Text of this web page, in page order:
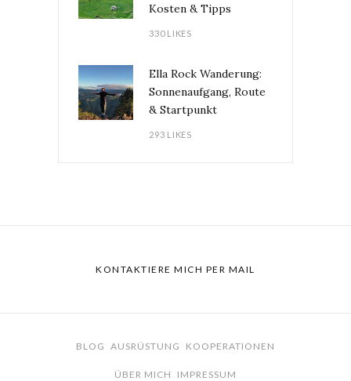
Kosten & Tipps
330 LIKES
Ella Rock Wanderung:
Sonnenaufgang, Route
& Startpunkt
293 LIKES
KONTAKTIERE MICH PER MAIL
BLOG AUSRÜSTUNG KOOPERATIONEN
ÜBER MICH IMPRESSUM